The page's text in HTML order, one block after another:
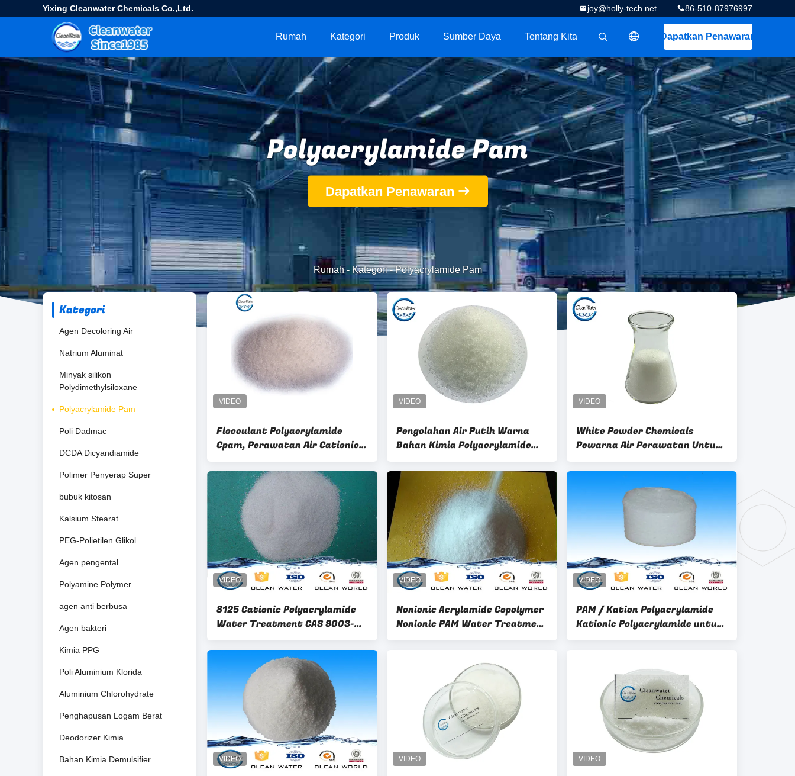
Yixing Cleanwater Chemicals Co.,Ltd. 86-510-87976997
joy@holly-tech.net
Dapatkan Penawaran
描述
Rumah Kategori Produk Sumber Daya Tentang Kita
Polyacrylamide Pam
Dapatkan Penawaran
Rumah- Kategori-Polyacrylamide Pam
Kategori
Agen Decoloring Air
Natrium Aluminat
Minyak silikon
Polydimethylsiloxane
Polyacrylamide Pam
Poli Dadmac
DCDA Dicyandiamide
Polimer Penyerap Super
bubuk kitosan
Kalsium Stearat
PEG-Polietilen Glikol
Agen pengental
Polyamine Polymer
agen anti berbusa
Agen bakteri
Kimia PPG
Poli Aluminium Klorida
Aluminium Chlorohydrate
Penghapusan Logam Berat
Deodorizer Kimia
Bahan Kimia Demulsifier
Flocculant Polyacrylamide
Cpam, Perawatan Air Cationic
Polyacrylamide
Pengolahan Air Putih Warna
Bahan Kimia Polyacrylamide
Pam 5-80 Ionicity
White Powder Chemicals
Pewarna Air Perawatan Untuk
Pengolahan Air Limbah Cuci
Batu Bara Pam
8125 Cationic Polyacrylamide
Water Treatment CAS 9003-
05-8 Cationic PAM
Nonionic Acrylamide Copolymer
Nonionic PAM Water Treatment
Water Soluble Polymers
PAM / Kation Polyacrylamide
Kationic Polyacrylamide untuk
Pengolahan Air Industri